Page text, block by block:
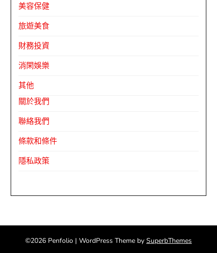
美容保健
旅遊美食
財務投資
消閑娛樂
其他
關於我們
聯絡我們
條款和條件
隱私政策
©2026 Penfolio | WordPress Theme by SuperbThemes